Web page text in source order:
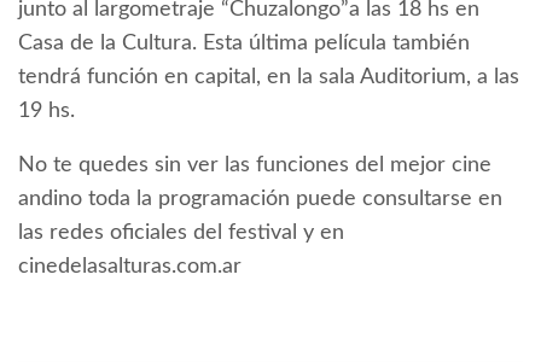
junto al largometraje “Chuzalongo”a las 18 hs en
Casa de la Cultura. Esta última película también
tendrá función en capital, en la sala Auditorium, a las
19 hs.
No te quedes sin ver las funciones del mejor cine
andino toda la programación puede consultarse en
las redes oficiales del festival y en
cinedelasalturas.com.ar